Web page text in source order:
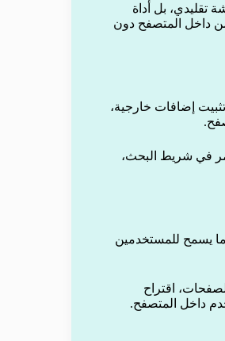
تقليدي، بل أداة
داخل المتصفح دون
إضافات خارجية،
في شريط البحث،
يسمح للمستخدمين
اقتراح
داخل المتصفح.